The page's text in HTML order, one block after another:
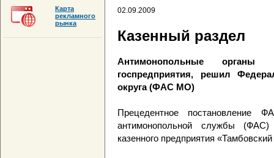
02.09.2009
Казенный раздел
Антимонопольные органы
госпредприятия, решил
округа (ФАС МО)
Прецедентное
антимонопольной службы (ФАС)
казенного предприятия
Карта
рекламного
рынка